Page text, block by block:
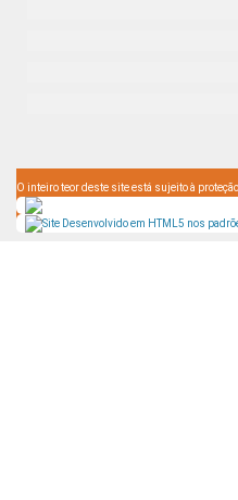
O inteiro teor deste site está sujeito à